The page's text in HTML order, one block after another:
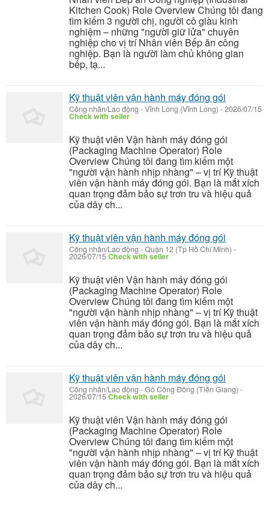
Kitchen Cook) Role Overview Chúng tôi đang
tìm kiếm 3 người chị, người cô giàu kinh
nghiệm – những "người giữ lửa" chuyên
nghiệp cho vị trí Nhân viên Bếp ăn công
nghiệp. Bạn là người làm chủ không gian
bếp, tạ...
Kỹ thuật viên vận hành máy đóng gói
Công nhân/Lao động -Vĩnh Long (Vĩnh Long) -2026/07/15
Check with seller
Kỹ thuật viên Vận hành máy đóng gói
(Packaging Machine Operator) Role
Overview Chúng tôi đang tìm kiếm một
"người vận hành nhịp nhàng" – vị trí Kỹ thuật
viên vận hành máy đóng gói. Bạn là mắt xích
quan trọng đảm bảo sự trơn tru và hiệu quả
của dây ch...
Kỹ thuật viên vận hành máy đóng gói
Công nhân/Lao động -Quận 12 (Tp Hồ Chí Minh) -
2026/07/15Check with seller
Kỹ thuật viên Vận hành máy đóng gói
(Packaging Machine Operator) Role
Overview Chúng tôi đang tìm kiếm một
"người vận hành nhịp nhàng" – vị trí Kỹ thuật
viên vận hành máy đóng gói. Bạn là mắt xích
quan trọng đảm bảo sự trơn tru và hiệu quả
của dây ch...
Kỹ thuật viên vận hành máy đóng gói
Công nhân/Lao động -Gò Công Đông (Tiền Giang) -
2026/07/15Check with seller
Kỹ thuật viên Vận hành máy đóng gói
(Packaging Machine Operator) Role
Overview Chúng tôi đang tìm kiếm một
"người vận hành nhịp nhàng" – vị trí Kỹ thuật
viên vận hành máy đóng gói. Bạn là mắt xích
quan trọng đảm bảo sự trơn tru và hiệu quả
của dây ch...